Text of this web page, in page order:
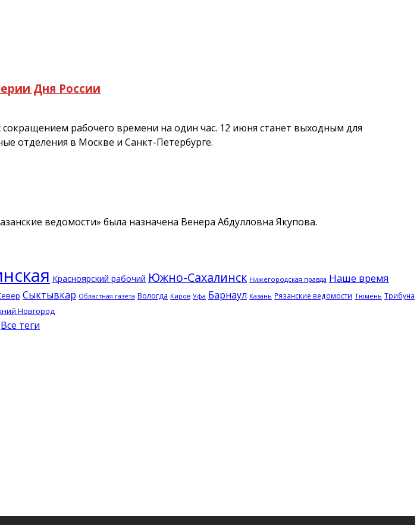
Дня России
рабочего времени на один час. 12 июня станет выходным для
отделения в Москве и Санкт-Петербурге.
ведомости» была назначена Венера Абдулловна Якупова.
Красноярский рабочий Южно-Сахалинск Нижегородская правда Наше время
Сыктывкар Областная газета Вологда Киров Уфа Барнаул Казань Рязанские ведомости Тюмень Трибуна
Новгород
Все теги